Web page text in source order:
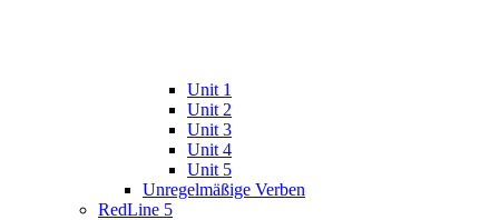
Unit 1
Unit 2
Unit 3
Unit 4
Unit 5
Unregelmäßige Verben
RedLine 5